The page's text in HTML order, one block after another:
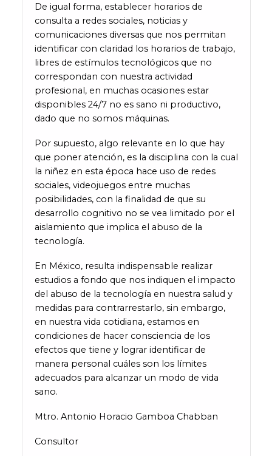
De igual forma, establecer horarios de
consulta a redes sociales, noticias y
comunicaciones diversas que nos permitan
identificar con claridad los horarios de trabajo,
libres de estímulos tecnológicos que no
correspondan con nuestra actividad
profesional, en muchas ocasiones estar
disponibles 24/7 no es sano ni productivo,
dado que no somos máquinas.
Por supuesto, algo relevante en lo que hay
que poner atención, es la disciplina con la cual
la niñez en esta época hace uso de redes
sociales, videojuegos entre muchas
posibilidades, con la finalidad de que su
desarrollo cognitivo no se vea limitado por el
aislamiento que implica el abuso de la
tecnología.
En México, resulta indispensable realizar
estudios a fondo que nos indiquen el impacto
del abuso de la tecnología en nuestra salud y
medidas para contrarrestarlo, sin embargo,
en nuestra vida cotidiana, estamos en
condiciones de hacer consciencia de los
efectos que tiene y lograr identificar de
manera personal cuáles son los límites
adecuados para alcanzar un modo de vida
sano.
Mtro. Antonio Horacio Gamboa Chabban
Consultor